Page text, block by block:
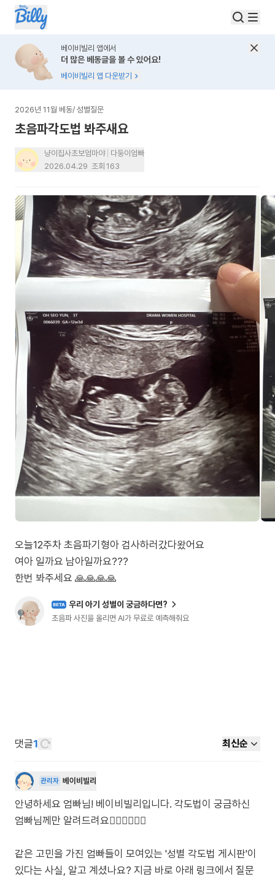
베이비빌리 앱에서
더 많은 베동글을 볼 수 있어요!
베이비빌리 앱 다운받기
2026년 11월 베동/ 성별질문
초음파각도법 봐주새요
냥이집사초보엄마야
다둥이엄빠
2026.04.29 조회 163
오늘12주차 초음파기형아 검사하러갔다왔어요
여아 일까요 남아일까요???
한번 봐주세요 🙏🙏🙏🙏
BETA 우리 아기 성별이 궁금하다면?
초음파 사진을 올리면 AI가 무료로 예측해줘요
댓글1 최신순
관리자 베이비빌리
안녕하세요 엄빠님! 베이비빌리입니다. 각도법이 궁금하신
엄빠님께만 알려드려요🙋🏻‍♀️🙋🏻‍♂️
같은 고민을 가진 엄빠들이 모여있는 '성별 각도법 게시판'이
있다는 사실, 알고 계셨나요? 지금 바로 아래 링크에서 질문